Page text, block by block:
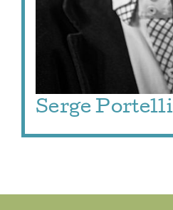
Serge Portelli